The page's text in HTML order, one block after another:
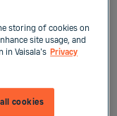
storing of cookies on
site usage, and
in Vaisala's Privacy
cookies